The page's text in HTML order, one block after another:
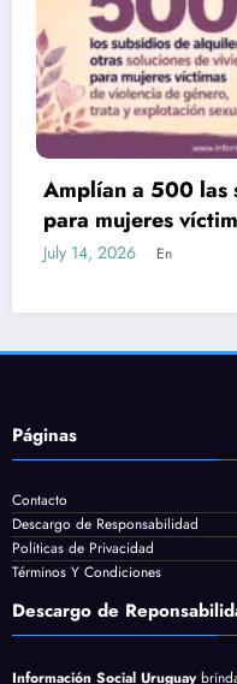
80%
Páginas
Contacto
Descargo de Responsabilidad
Politicas de Privacidad
Términos Y Condiciones
Descargo de